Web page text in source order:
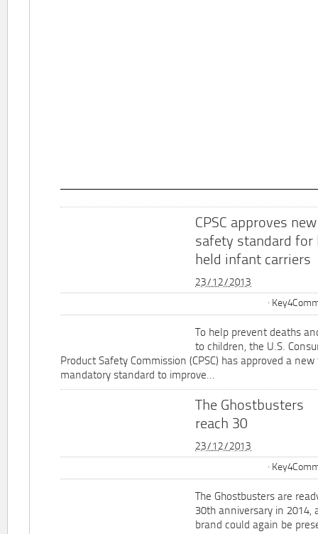
CPSC approves new
safety standard for
held infant carriers
23/12/2013
To help prevent deaths
to children, the U.S.
Product Safety Commission (CPSC) has approved a
mandatory standard to improve...
The Ghostbusters
reach 30
23/12/2013
The Ghostbusters are
30th anniversary in 2014,
brand could again be